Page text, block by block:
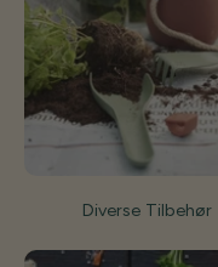
Diverse Tilbehør